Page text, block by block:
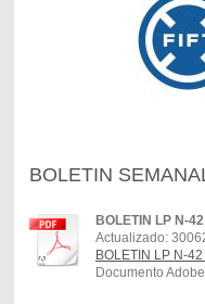
BOLETIN
BOLETIN LP N-
Actualizado:
BOLETIN LP N-
Documento